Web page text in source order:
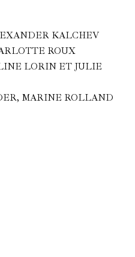
KALCHEV
ROUX
LORIN ET JULIE
MARINE ROLLAND